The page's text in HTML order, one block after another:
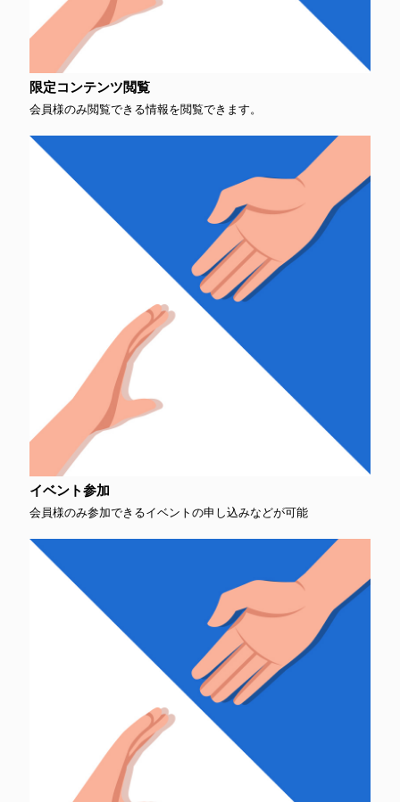
限定コンテンツ閲覧
会員様のみ閲覧できる情報を閲覧できます。
イベント参加
会員様のみ参加できるイベントの申し込みなどが可能